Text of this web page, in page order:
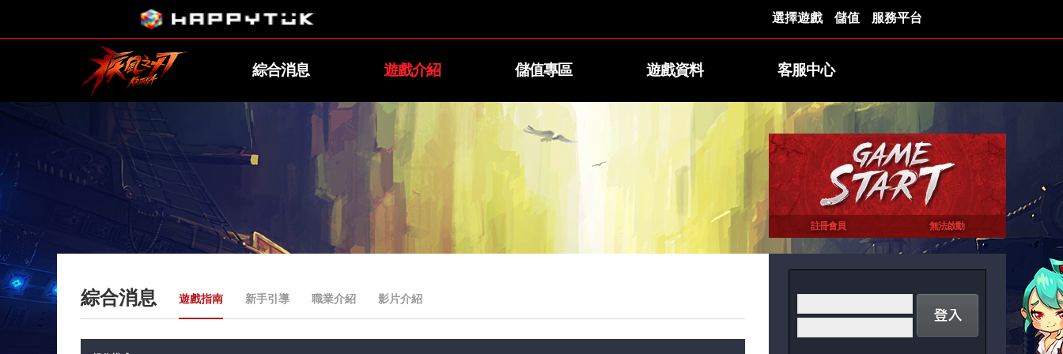
選擇遊戲 儲值 服務平台
綜合消息 遊戲介紹 儲值專區 遊戲資料 客服中心
註冊會員 無法啟動
綜合消息 遊戲指南 新手引導 職業介紹 影片介紹